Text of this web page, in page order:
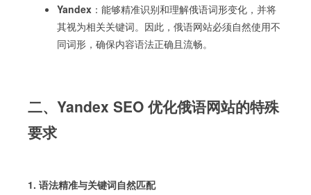
Yandex ：能够精准识别和理解俄语词形变化，并将
其视为相关关键词。因此，俄语网站必须自然使用不
同词形，确保内容语法正确且流畅。
二、Yandex SEO 优化俄语网站的特殊
要求
1. 语法精准与关键词自然匹配